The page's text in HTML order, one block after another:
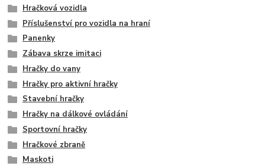
Hračková vozidla
Příslušenství pro vozidla na hraní
Panenky
Zábava skrze imitaci
Hračky do vany
Hračky pro aktivní hračky
Stavební hračky
Hračky na dálkové ovládání
Sportovní hračky
Hračkové zbraně
Maskoti